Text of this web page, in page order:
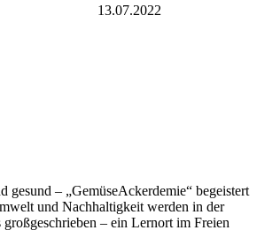
13.07.2022
gesund – „GemüseAckerdemie“ begeistert
und Nachhaltigkeit werden in der
– ein Lernort im Freien